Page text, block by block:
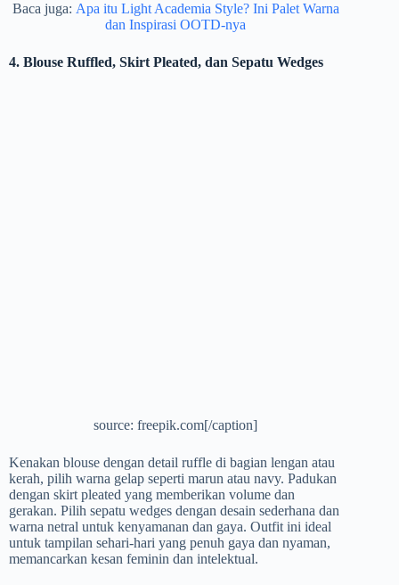
Baca juga: Apa itu Light Academia Style? Ini Palet Warna
dan Inspirasi OOTD-nya
4. Blouse Ruffled, Skirt Pleated, dan Sepatu Wedges
source: freepik.com[/caption]
Kenakan blouse dengan detail ruffle di bagian lengan atau
kerah, pilih warna gelap seperti marun atau navy. Padukan
dengan skirt pleated yang memberikan volume dan
gerakan. Pilih sepatu wedges dengan desain sederhana dan
warna netral untuk kenyamanan dan gaya. Outfit ini ideal
untuk tampilan sehari-hari yang penuh gaya dan nyaman,
memancarkan kesan feminin dan intelektual.